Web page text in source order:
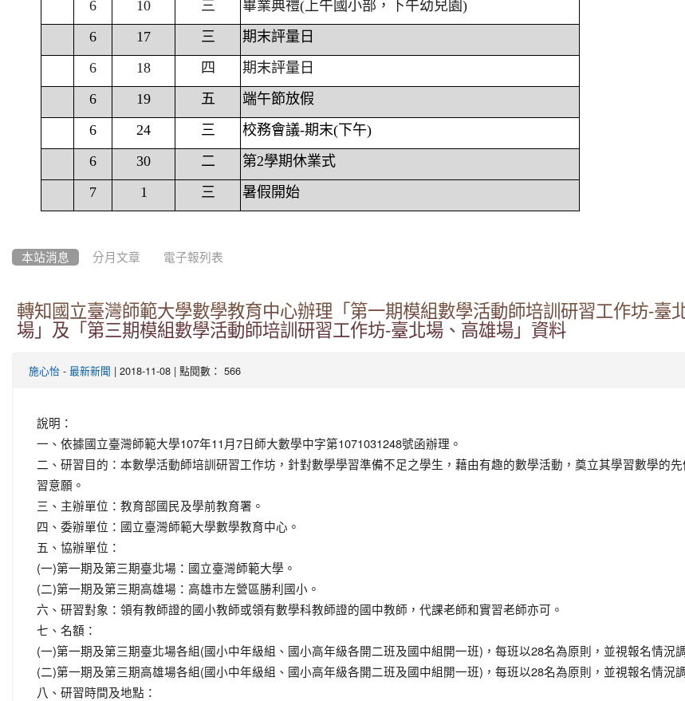
6 10 三
畢業典禮(上午國小部，下午幼兒園)
6
17 三
期末評量日
6
18 四
期末評量日
6
19 五
端午節放假
6
24 三
校務會議-期末(下午)
6
30 二
第2學期休業式
7
1 三 暑假開始
本站消息 分月文章 電子報列表
轉知國立臺灣師範大學數學教育中心辦理「第一期模組數學活動師培訓研習工作坊-臺
場」及「第三期模組數學活動師培訓研習工作坊-臺北場、高雄場」資料
施心怡 - 最新新聞 | 2018-11-08 | 點閱數： 566
說明：
一、依據國立臺灣師範大學107年11月7日師大數學中字第1071031248號函辦理。
二、研習目的：本數學活動師培訓研習工作坊，針對數學學習準備不足之學生，藉由有趣的數學活動，奠立其學習數學的
習意願。
三、主辦單位：教育部國民及學前教育署。
四、委辦單位：國立臺灣師範大學數學教育中心。
五、協辦單位：
(一)第一期及第三期臺北場：國立臺灣師範大學。
(二)第一期及第三期高雄場：高雄市左營區勝利國小。
六、研習對象：領有教師證的國小教師或領有數學科教師證的國中教師，代課老師和實習老師亦可。
七、名額：
(一)第一期及第三期臺北場各組(國小中年級組、國小高年級各開二班及國中組開一班)，每班以28名為原則，並視報名情況
(二)第一期及第三期高雄場各組(國小中年級組、國小高年級各開二班及國中組開一班)，每班以28名為原則，並視報名情況
八、研習時間及地點：